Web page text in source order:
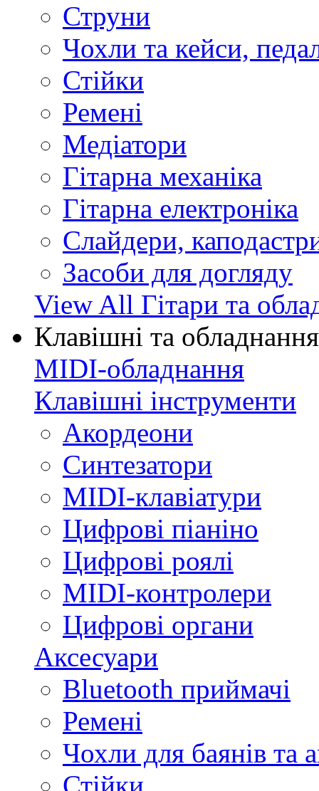
Струни
Чохли та кейси,
Стійки
Ремені
Медіатори
Гітарна механіка
Гітарна електроніка
Слайдери,
Засоби для догляду
View All Гітари та
Клавішні та обладнання
MIDI-обладнання
Клавішні інструменти
Акордеони
Синтезатори
MIDI-клавіатури
Цифрові піаніно
Цифрові роялі
MIDI-контролери
Цифрові органи
Аксесуари
Bluetooth приймачі
Ремені
Чохли для баянів та